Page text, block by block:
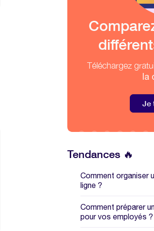
Téléchargez
la
Je
Tendances 🔥
Comment organiser
ligne ?
Comment préparer
pour vos employés ?